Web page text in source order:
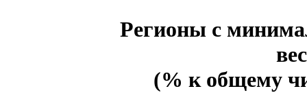
Регионы с
(% к общему